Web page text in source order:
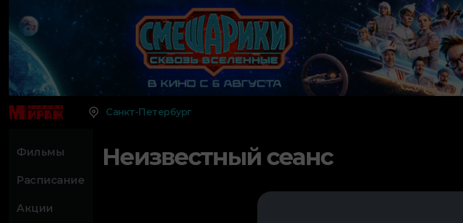
Санкт-Петербург
Фильмы
Расписание
Акции
Неизвестный сеанс